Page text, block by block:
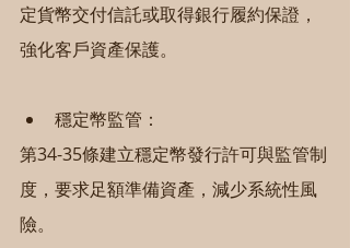
定貨幣交付信託或取得銀行履約保證，
強化客戶資產保護。
穩定幣監管：
第34-35條建立穩定幣發行許可與監管制
度，要求足額準備資產，減少系統性風
險。